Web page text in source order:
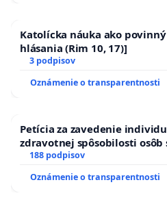
Katolícka náuka ako
hlásania (Rim 10, 17)]
3 podpisov
Oznámenie o transparentnosti
Petícia za zavedenie
zdravotnej spôsobilosti
pri prijímaní do Policajného
188 podpisov
Oznámenie o transparentnosti